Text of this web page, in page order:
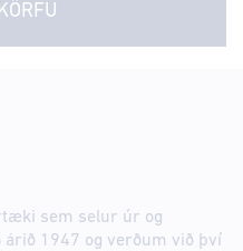
sem selur úr og
1947 og verðum við því